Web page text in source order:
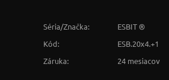
Séria/Značka:
ESBIT ®
Kód:
ESB.20x4.+1
Záruka:
24 mesiacov